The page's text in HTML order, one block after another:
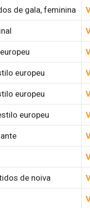
de gala, feminina
europeu
europeu
europeu
de noiva